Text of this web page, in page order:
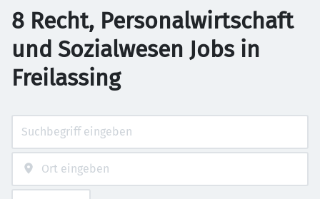
8 Recht, Personalwirtschaft
und Sozialwesen Jobs in
Freilassing